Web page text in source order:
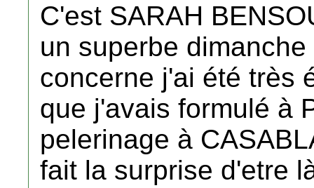
C'est SARAH
un superbe
concerne j'ai été très
que j'avais formulé à
pelerinage à
fait la surprise d'etre